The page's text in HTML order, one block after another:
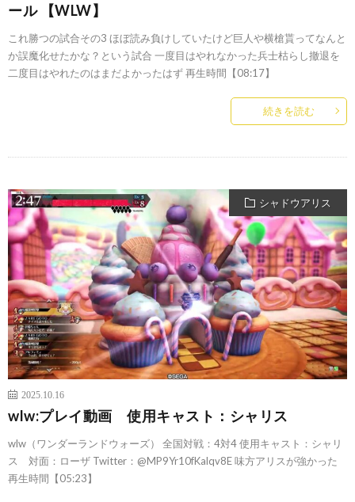
ール 【WLW】
これ勝つの試合その3 ほぼ読み負けしていたけど巨人や横槍貰ってなんと
か誤魔化せたかな？という試合 一度目はやれなかった兵士枯らし撤退を
二度目はやれたのはまだよかったはず 再生時間【08:17】
続きを読む
シャドウアリス
2025.10.16
wlw:プレイ動画 使用キャスト：シャリス
wlw（ワンダーランドウォーズ） 全国対戦：4対4 使用キャスト：シャリ
ス 対面：ローザ Twitter：@MP9Yr10fKalqv8E 味方アリスが強かった
再生時間【05:23】